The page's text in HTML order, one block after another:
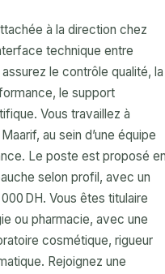
à la direction chez
technique entre
le contrôle qualité, la
le support
Vous travaillez à
au sein d’une équipe
Le poste est proposé
selon profil, avec un
DH. Vous êtes titulaire
ou pharmacie, avec une
cosmétique, rigueur
Rejoignez une